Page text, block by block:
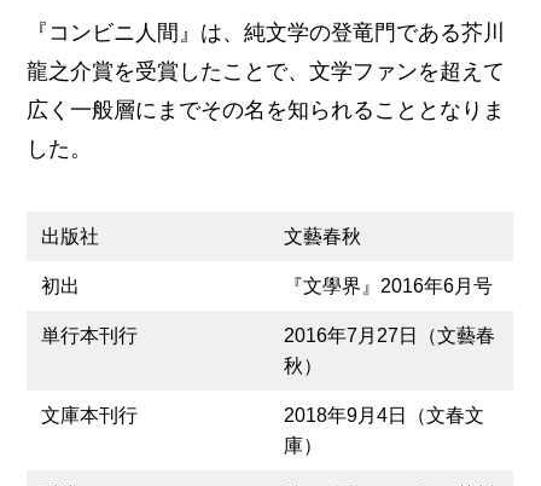
『コンビニ人間』は、純文学の登竜門である芥川
龍之介賞を受賞したことで、文学ファンを超えて
広く一般層にまでその名を知られることとなりま
した。
出版社 文藝春秋
初出 『文學界』2016年6月号
単行本刊行
2016年7月27日（文藝春
秋）
文庫本刊行
2018年9月4日（文春文
庫）